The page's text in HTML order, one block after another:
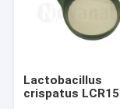
Lactobacillus
crispatus LCR15